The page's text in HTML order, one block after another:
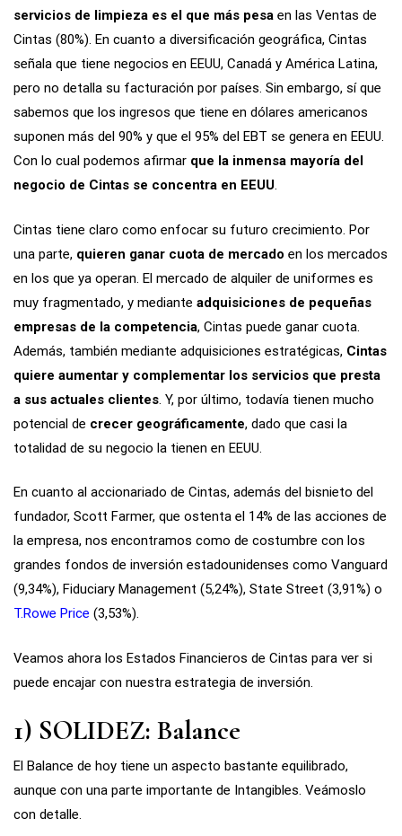
servicios de limpieza es el que más pesa en las Ventas de
Cintas (80%). En cuanto a diversificación geográfica, Cintas
señala que tiene negocios en EEUU, Canadá y América Latina,
pero no detalla su facturación por países. Sin embargo, sí que
sabemos que los ingresos que tiene en dólares americanos
suponen más del 90% y que el 95% del EBT se genera en EEUU.
Con lo cual podemos afirmar que la inmensa mayoría del
negocio de Cintas se concentra en EEUU.
Cintas tiene claro como enfocar su futuro crecimiento. Por
una parte, quieren ganar cuota de mercado en los mercados
en los que ya operan. El mercado de alquiler de uniformes es
muy fragmentado, y mediante adquisiciones de pequeñas
empresas de la competencia, Cintas puede ganar cuota.
Además, también mediante adquisiciones estratégicas, Cintas
quiere aumentar y complementar los servicios que presta
a sus actuales clientes . Y, por último, todavía tienen mucho
potencial de crecer geográficamente, dado que casi la
totalidad de su negocio la tienen en EEUU.
En cuanto al accionariado de Cintas, además del bisnieto del
fundador, Scott Farmer, que ostenta el 14% de las acciones de
la empresa, nos encontramos como de costumbre con los
grandes fondos de inversión estadounidenses como Vanguard
(9,34%), Fiduciary Management (5,24%), State Street (3,91%) o
T.Rowe Price (3,53%).
Veamos ahora los Estados Financieros de Cintas para ver si
puede encajar con nuestra estrategia de inversión.
1) SOLIDEZ: Balance
El Balance de hoy tiene un aspecto bastante equilibrado,
aunque con una parte importante de Intangibles. Veámoslo
con detalle.